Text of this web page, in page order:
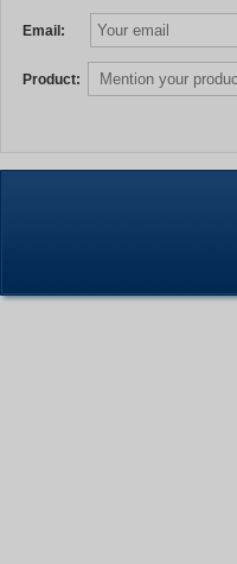
Email:
Product: